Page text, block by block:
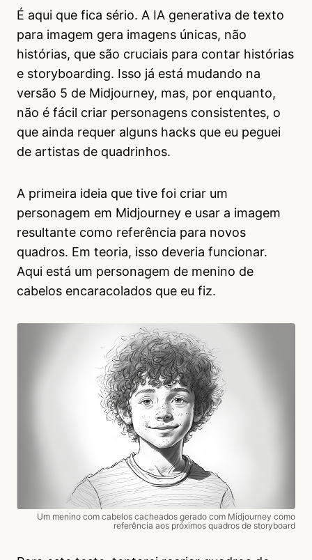
É aqui que fica sério. A IA generativa de texto
para imagem gera imagens únicas, não
histórias, que são cruciais para contar histórias
e storyboarding. Isso já está mudando na
versão 5 de Midjourney, mas, por enquanto,
não é fácil criar personagens consistentes, o
que ainda requer alguns hacks que eu peguei
de artistas de quadrinhos.
A primeira ideia que tive foi criar um
personagem em Midjourney e usar a imagem
resultante como referência para novos
quadros. Em teoria, isso deveria funcionar.
Aqui está um personagem de menino de
cabelos encaracolados que eu fiz.
Um menino com cabelos cacheados gerado com Midjourney como
referência aos próximos quadros de storyboard